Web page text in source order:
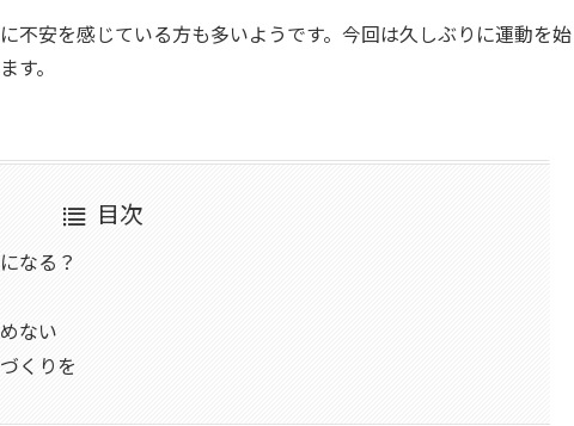
不安を感じている方も多いようです。今回は久しぶりに運動を始
す。
目次
なる？
ない
くりを